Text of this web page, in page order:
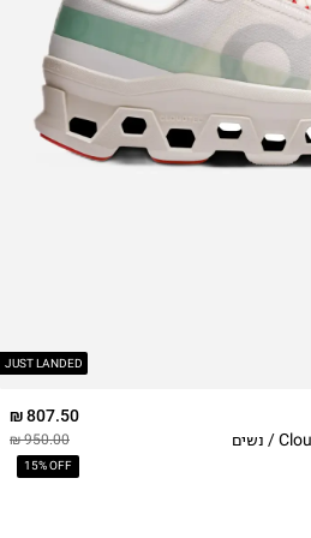
JUST LANDED
807.50 ₪
950.00 ₪
15% OFF